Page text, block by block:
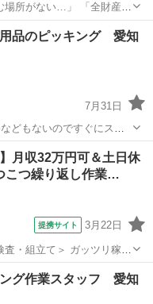
きちゃう...
用品のピッキング 愛知
7月31日
どもないのですぐにスタ
急ぎの方は『06-4963-0032』にお電話下さい！ 〇●L...
月収32万円可＆土日休
こつ繰り返し作業…
提携サイト 3月22日
ガッツリ稼ぎ
！ 車業界のお仕事、まず
の安全を担う部品の製造に
ング作業スタッフ 愛知